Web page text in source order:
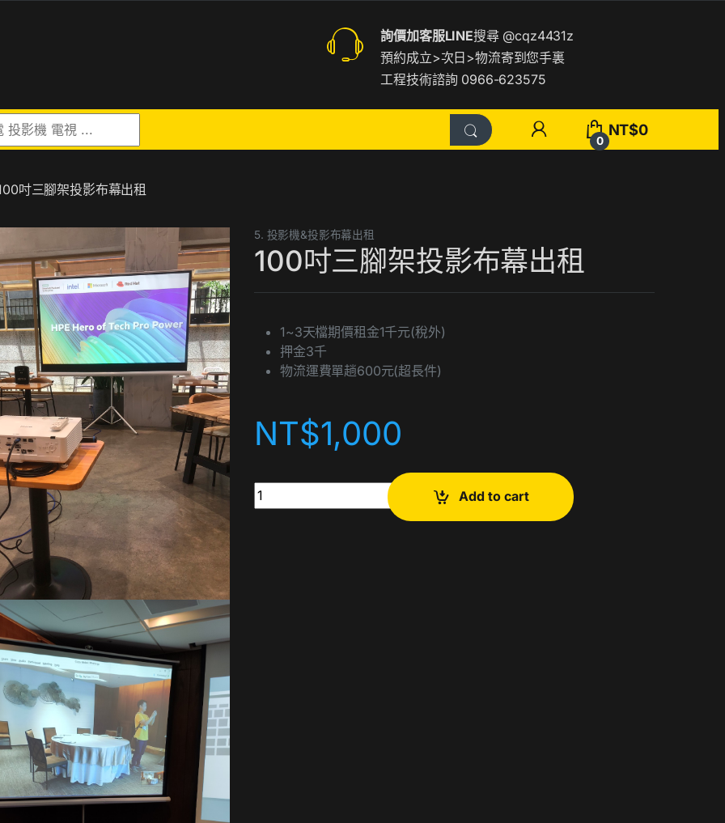
詢價加客服LINE搜尋 @cqz4431z
預約成立>次日>物流寄到您手裏
工程技術諮詢 0966-623575
0
NT$0
吋三腳架投影布幕出租
5. 投影機&投影布幕出租
100吋三腳架投影布幕出租
1~3天檔期價租金1千元(稅外)
押金3千
物流運費單趟600元(超長件)
NT$1,000
100吋三腳架投影布幕出租 quantity Add to cart
&電腦相關週邊
書筆電出租
9. WiFi上網&臨時網路
4G Wi-Fi 基地台
出租(大功率)